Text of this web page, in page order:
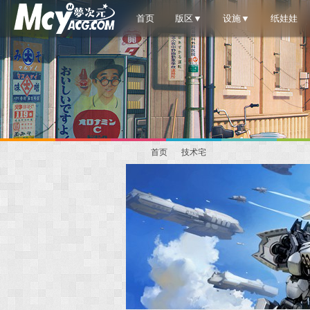
首页 版区▼ 设施▼ 纸娃娃
梦 »
首页
›
技术宅